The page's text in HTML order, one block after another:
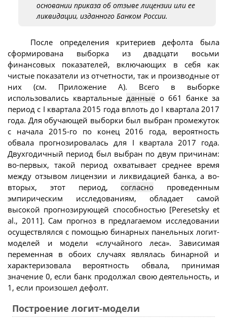
основании приказа об отзыве лицензии или ее
ликвидации, изданного Банком России.
После определения критериев дефолта была
сформирована выборка из двадцати восьми
финансовых показателей, включающих в себя как
чистые показатели из отчетности, так и производные от
них (см. Приложение А). Всего в выборке
использовались квартальныеданные о 661 банке за
период с I квартала 2015 года вплоть до I квартала 2017
года. Для обучающей выборки был выбран промежуток
с начала 2015-го по конец 2016 года, вероятность
обвала прогнозировалась для I квартала 2017 года.
Двухгодичный период был выбран по двум причинам:
во-первых, такой период охватывает среднее время
между отзывом лицензии и ликвидацией банка, а во-
вторых, этот период, согласно проведенным
эмпирическим исследованиям, обладает самой
высокой прогнозирующей способностью [Peresetsky et
al., 2011]. Сам прогноз в предлагаемом исследовании
осуществлялся с помощью бинарных панельных логит-
моделей и модели «случайного леса». Зависимая
переменная в обоих случаях являлась бинарной и
характеризовала вероятность обвала, принимая
значение 0, если банк продолжал свою деятельность, и
1, если произошел дефолт.
Построение логит-модели